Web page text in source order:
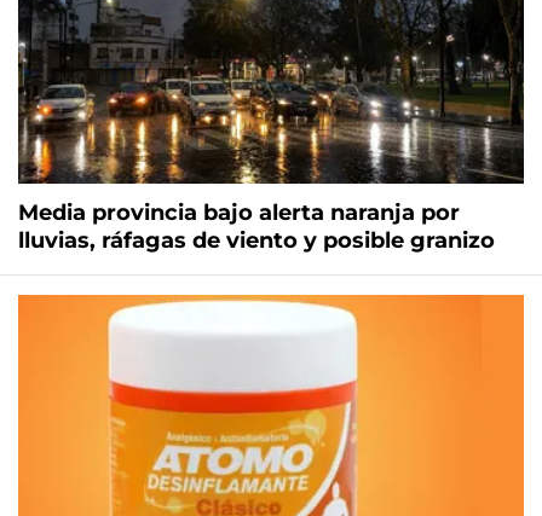
Media provincia bajo alerta naranja por
lluvias, ráfagas de viento y posible granizo